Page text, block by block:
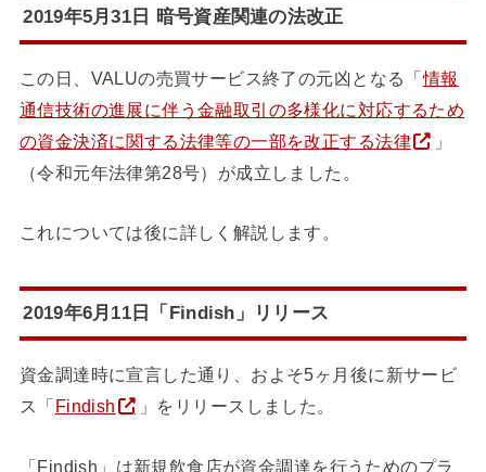
2019年5月31日 暗号資産関連の法改正
この日、VALUの売買サービス終了の元凶となる「情報
通信技術の進展に伴う金融取引の多様化に対応するため
の資金決済に関する法律等の一部を改正する法律
」
（令和元年法律第28号）が成立しました。
これについては後に詳しく解説します。
2019年6月11日「Findish」リリース
資金調達時に宣言した通り、およそ5ヶ月後に新サービ
ス「 Findish 」をリリースしました。
「Findish」は新規飲食店が資金調達を行うためのプラ